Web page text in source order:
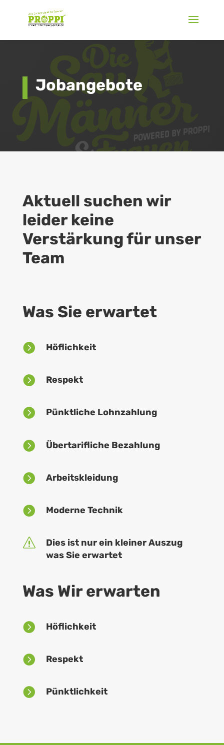
Jobangebote
Aktuell suchen wir
leider keine
Verstärkung für unser
Team
Was Sie erwartet
 Höflichkeit
 Respekt
 Pünktliche Lohnzahlung
 Übertarifliche Bezahlung
 Arbeitskleidung
 Moderne Technik
s
Dies ist nur ein kleiner Auszug
was Sie erwartet
Was Wir erwarten
 Höflichkeit
 Respekt
 Pünktlichkeit